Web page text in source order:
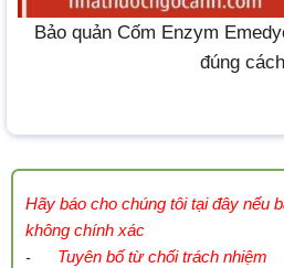
Bảo quản Cốm Enzym
đúng
Hãy báo cho chúng tôi tại đây nếu
không chính xác
- Tuyên bố từ chối trách nhiệm